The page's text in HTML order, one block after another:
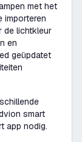
met het
importeren
de lichtkleur
en
geüpdatet
smart
app nodig.